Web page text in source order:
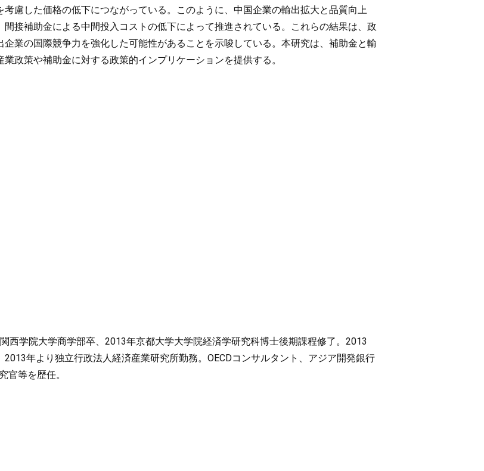
慮した価格の低下につながっている。このように、中国企業の輸出拡大と品質向上
接補助金による中間投入コストの低下によって推進されている。これらの結果は、政
業の国際競争力を強化した可能性があることを示唆している。本研究は、補助金と輸
政策や補助金に対する政策的インプリケーションを提供する。
西学院大学商学部卒、2013年京都大学大学院経済学研究科博士後期課程修了。2013
年より独立行政法人経済産業研究所勤務。OECDコンサルタント、アジア開発銀行
官等を歴任。